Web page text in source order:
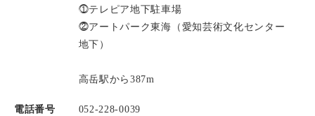
⓵テレピア地下駐車場
⓶アートパーク東海（愛知芸術文化センター
地下）
高岳駅から387m
電話番号 052-228-0039